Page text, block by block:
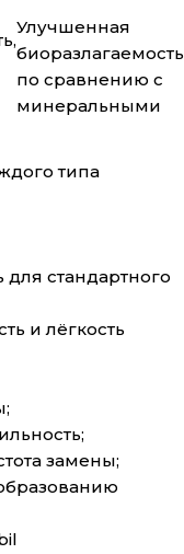
Улучшенная
биоразлагаемость
по сравнению с
минеральными
типа
стандартного
и лёгкость
замены;